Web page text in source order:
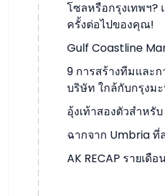
โซลหรือกรุงเทพฯ?
ครั้งต่อไปของคุณ!
Gulf Coastline
9 การสร้างทีมและ
บริษัท ใกล้กับกรุงม
อุ้งเท้าสองตัวสำหรั
ฉากจาก Umbria ที่
AK RECAP รายเดื